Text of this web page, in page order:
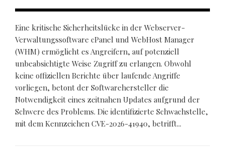
Eine kritische Sicherheitslücke in der Webserver-
Verwaltungssoftware cPanel und WebHost Manager
(WHM) ermöglicht es Angreifern, auf potenziell
unbeabsichtigte Weise Zugriff zu erlangen. Obwohl
keine offiziellen Berichte über laufende Angriffe
vorliegen, betont der Softwarehersteller die
Notwendigkeit eines zeitnahen Updates aufgrund der
Schwere des Problems. Die identifizierte Schwachstelle,
mit dem Kennzeichen CVE-2026-41940, betrifft...